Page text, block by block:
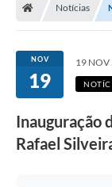
Notícias
NOV
19
19
Inauguração
Rafael